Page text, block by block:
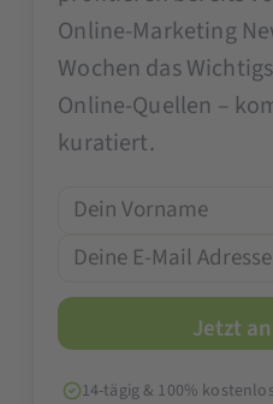
Online-Marketing
Wochen das
Online-Quellen –
kuratiert.
14-tägig & 100% kostenlos